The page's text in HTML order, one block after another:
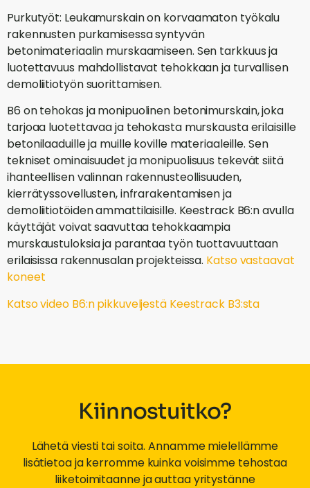
Purkutyöt: Leukamurskain on korvaamaton työkalu
rakennusten purkamisessa syntyvän
betonimateriaalin murskaamiseen. Sen tarkkuus ja
luotettavuus mahdollistavat tehokkaan ja turvallisen
demoliitiotyön suorittamisen.
B6 on tehokas ja monipuolinen betonimurskain, joka
tarjoaa luotettavaa ja tehokasta murskausta erilaisille
betonilaaduille ja muille koville materiaaleille. Sen
tekniset ominaisuudet ja monipuolisuus tekevät siitä
ihanteellisen valinnan rakennusteollisuuden,
kierrätyssovellusten, infrarakentamisen ja
demoliitiotöiden ammattilaisille. Keestrack B6:n avulla
käyttäjät voivat saavuttaa tehokkaampia
murskaustuloksia ja parantaa työn tuottavuuttaan
erilaisissa rakennusalan projekteissa. Katso vastaavat
koneet
Katso video B6:n pikkuveljestä Keestrack B3:sta
Kiinnostuitko?
Lähetä viesti tai soita. Annamme mielellämme
lisätietoa ja kerromme kuinka voisimme tehostaa
liiketoimitaanne ja auttaa yritystänne